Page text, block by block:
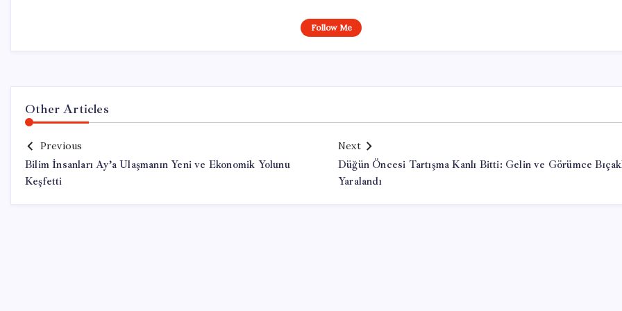
Follow Me
Other Articles
Previous
Bilim İnsanları Ay’a Ulaşmanın Yeni ve Ekonomik Yolunu
Keşfetti
Next
Düğün Öncesi Tartışma Kanlı Bitti: Gelin ve Görümce
Yaralandı